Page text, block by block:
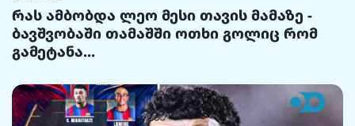
რას ამბობდა ლეო მესი თავის მამაზე -
ბავშვობაში თამაშში ოთხი გოლიც რომ
გამეტანა...